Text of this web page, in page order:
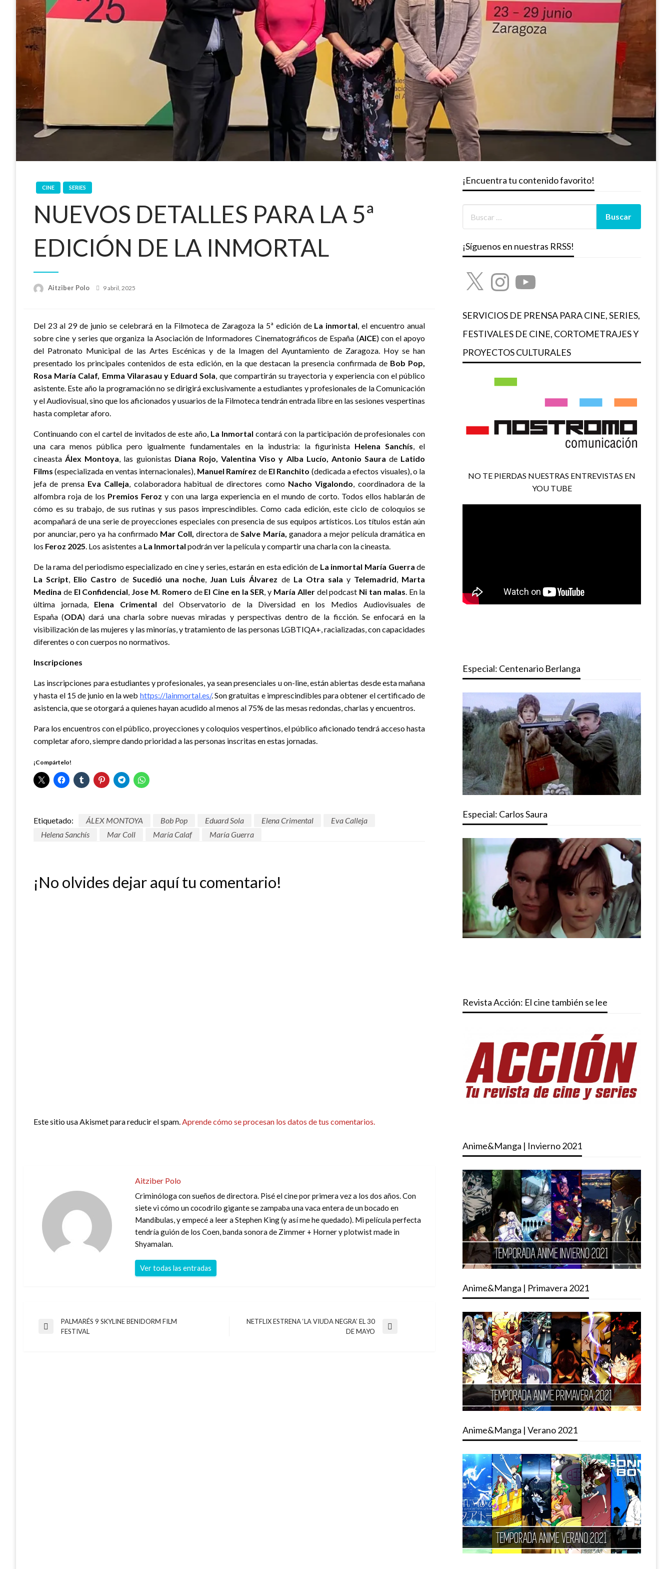
CINE SERIES
NUEVOS DETALLES PARA LA 5ª
EDICIÓN DE LA INMORTAL
Aitziber Polo
Publicado
9 abril, 2025
Del 23 al 29 de junio se celebrará en la Filmoteca de Zaragoza la 5ª edición de La inmortal, el encuentro anual
sobre cine y series que organiza la Asociación de Informadores Cinematográficos de España (AICE) con el apoyo
del Patronato Municipal de las Artes Escénicas y de la Imagen del Ayuntamiento de Zaragoza. Hoy se han
presentado los principales contenidos de esta edición, en la que destacan la presencia confirmada de Bob Pop,
Rosa María Calaf, Emma Vilarasau y Eduard Sola, que compartirán su trayectoria y experiencia con el público
asistente. Este año la programación no se dirigirá exclusivamente a estudiantes y profesionales de la Comunicación
y el Audiovisual, sino que los aficionados y usuarios de la Filmoteca tendrán entrada libre en las sesiones vespertinas
hasta completar aforo.
Continuando con el cartel de invitados de este año, La Inmortal contará con la participación de profesionales con
una cara menos pública pero igualmente fundamentales en la industria: la figurinista Helena Sanchís, el
cineastaÁlex Montoya, las guionistas Diana Rojo, Valentina Viso y Alba Lucío, Antonio Saura de Latido
Films (especializada en ventas internacionales), Manuel Ramírez de El Ranchito (dedicada a efectos visuales), o la
jefa de prensa Eva Calleja, colaboradora habitual de directores como Nacho Vigalondo, coordinadora de la
alfombra roja de los Premios Feroz y con una larga experiencia en el mundo de corto. Todos ellos hablarán de
cómo es su trabajo, de sus rutinas y sus pasos imprescindibles. Como cada edición, este ciclo de coloquios se
acompañará de una serie de proyecciones especiales con presencia de sus equipos artísticos. Los títulos están aún
por anunciar, pero ya ha confirmado Mar Coll,directora deSalve María, ganadora a mejor película dramática en
los Feroz 2025. Los asistentes a La Inmortal podrán ver la película y compartir una charla con la cineasta.
De la rama del periodismo especializado en cine y series, estarán en esta edición de La inmortal María Guerra de
La Script, Elio Castro de Sucedió una noche, Juan Luis Álvarez de La Otra sala y Telemadrid, Marta
Medina de El Confidencial, Jose M. Romero de El Cine en la SER, y María Allerdel podcast Ni tan malas. En la
última jornada, Elena Crimental del Observatorio de la Diversidad en los Medios Audiovisuales de
España (ODA) dará una charla sobre nuevas miradas y perspectivas dentro de la ficción. Se enfocará en la
visibilización de las mujeres y las minorías, y tratamiento de las personas LGBTIQA+, racializadas, con capacidades
diferentes o con cuerpos no normativos.
Inscripciones
Las inscripciones para estudiantes y profesionales, ya sean presenciales u on-line, están abiertas desde esta mañana
y hasta el 15 de junio en la web https://lainmortal.es/. Son gratuitas e imprescindibles para obtener el certificado de
asistencia, que se otorgará a quienes hayan acudido al menos al 75% de las mesas redondas, charlas y encuentros.
Para los encuentros con el público, proyecciones y coloquios vespertinos, el público aficionado tendrá acceso hasta
completar aforo, siempre dando prioridad a las personas inscritas en estas jornadas.
¡Compártelo!
Etiquetado: ÁLEX MONTOYA Bob Pop Eduard Sola Elena Crimental
Eva Calleja
Helena Sanchís
Mar Coll María Calaf María Guerra
¡No olvides dejar aquí tu comentario!
Este sitio usa Akismet para reducir el spam.Aprende cómo se procesan los datos de tus comentarios.
Aitziber Polo
Criminóloga con sueños de directora. Pisé el cine por primera vez a los dos años. Con
siete vi cómo un cocodrilo gigante se zampaba una vaca entera de un bocado en
Mandíbulas, y empecé a leer a Stephen King (y así me he quedado). Mi película perfecta
tendría guión de los Coen, banda sonora de Zimmer + Horner y plotwist made in
Shyamalan.
Ver todas las entradas
Navegación
Entrada
PALMARÉS 9 SKYLINE BENIDORM FILM
FESTIVAL
NETFLIX ESTRENA ‘LA VIUDA NEGRA’ EL 30
DE MAYO
¡Encuentra tu contenido favorito!
¡Síguenos en nuestras RRSS!
X InstagramYouTube
SERVICIOS DE PRENSA PARA CINE, SERIES,
FESTIVALES DE CINE, CORTOMETRAJES Y
PROYECTOS CULTURALES
NO TE PIERDAS NUESTRAS ENTREVISTAS EN
YOU TUBE
Especial: Centenario Berlanga
Especial: Carlos Saura
Revista Acción: El cine también se lee
Anime&Manga | Invierno 2021
Anime&Manga | Primavera 2021
Anime&Manga | Verano 2021